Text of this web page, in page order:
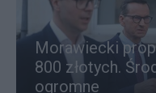
Morawiecki
800 złotych.
ogromne